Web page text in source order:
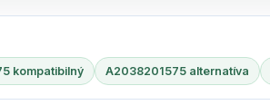
kompatibilný A2038201575 alternatíva